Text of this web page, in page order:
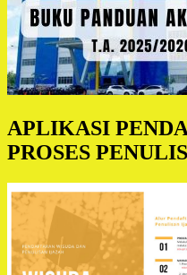
APLIKASI
PROSES